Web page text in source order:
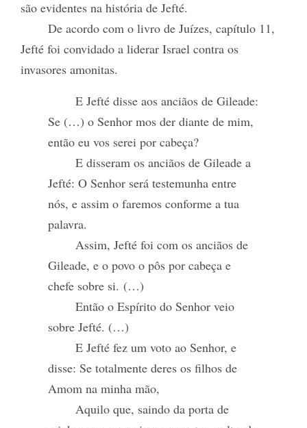
são evidentes na história de Jefté.
De acordo com o livro de Juízes, capítulo 11,
Jefté foi convidado a liderar Israel contra os
invasores amonitas.
E Jefté disse aos anciãos de Gileade:
Se (…) o Senhor mos der diante de mim,
então eu vos serei por cabeça?
E disseram os anciãos de Gileade a
Jefté: O Senhor será testemunha entre
nós, e assim o faremos conforme a tua
palavra.
Assim, Jefté foi com os anciãos de
Gileade, e o povo o pôs por cabeça e
chefe sobre si. (…)
Então o Espírito do Senhor veio
sobre Jefté. (…)
E Jefté fez um voto ao Senhor, e
disse: Se totalmente deres os filhos de
Amom na minha mão,
Aquilo que, saindo da porta de